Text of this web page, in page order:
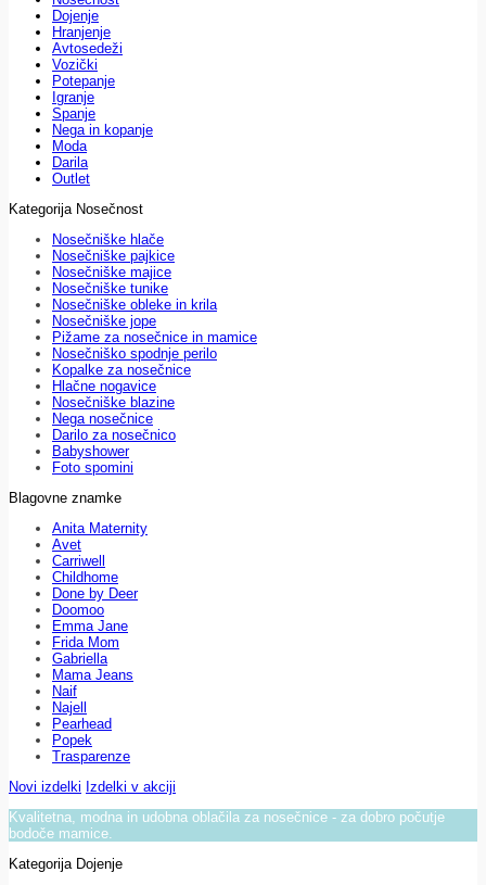
Dojenje
Hranjenje
Avtosedeži
Vozički
Potepanje
Igranje
Spanje
Nega in kopanje
Moda
Darila
Outlet
Kategorija Nosečnost
Nosečniške hlače
Nosečniške pajkice
Nosečniške majice
Nosečniške tunike
Nosečniške obleke in krila
Nosečniške jope
Pižame za nosečnice in mamice
Nosečniško spodnje perilo
Kopalke za nosečnice
Hlačne nogavice
Nosečniške blazine
Nega nosečnice
Darilo za nosečnico
Babyshower
Foto spomini
Blagovne znamke
Anita Maternity
Avet
Carriwell
Childhome
Done by Deer
Doomoo
Emma Jane
Frida Mom
Gabriella
Mama Jeans
Naif
Najell
Pearhead
Popek
Trasparenze
Novi izdelki Izdelki v akciji
Kvalitetna, modna in udobna oblačila za nosečnice - za dobro počutje
bodoče mamice.
Kategorija Dojenje